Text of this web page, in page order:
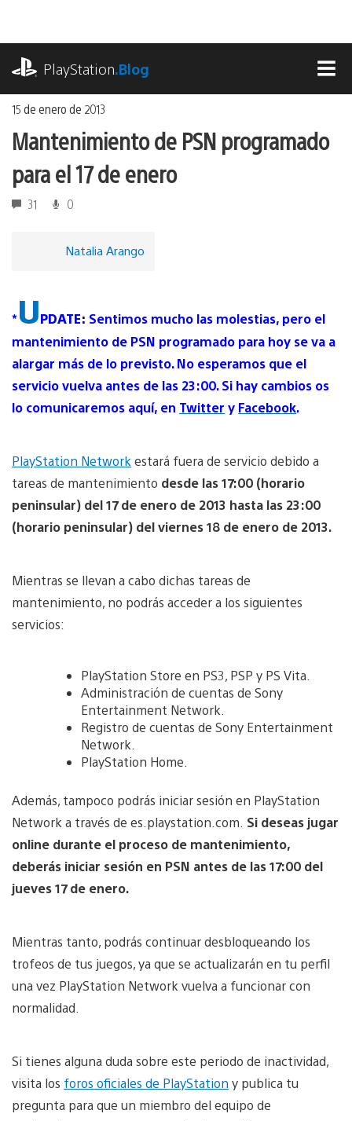
contenido
PlayStation.Blog
15 de enero de 2013
Mantenimiento de PSN programado
para el 17 de enero
31 0
Natalia Arango
*UPDATE: Sentimos mucho las molestias, pero el
mantenimiento de PSN programado para hoy se va a
alargar más de lo previsto. No esperamos que el
servicio vuelva antes de las 23:00. Si hay cambios os
lo comunicaremos aquí, en Twitter y Facebook.
PlayStation Network estará fuera de servicio debido a
tareas de mantenimiento desde las 17:00 (horario
peninsular) del 17 de enero de 2013 hasta las 23:00
(horario peninsular) del viernes 18 de enero de 2013.
Mientras se llevan a cabo dichas tareas de
mantenimiento, no podrás acceder a los siguientes
servicios:
PlayStation Store en PS3, PSP y PS Vita.
Administración de cuentas de Sony
Entertainment Network.
Registro de cuentas de Sony Entertainment
Network.
PlayStation Home.
Además, tampoco podrás iniciar sesión en PlayStation
Network a través de es.playstation.com. Si deseas jugar
online durante el proceso de mantenimiento,
deberás iniciar sesión en PSN antes de las 17:00 del
jueves 17 de enero.
Mientras tanto, podrás continuar desbloqueando los
trofeos de tus juegos, ya que se actualizarán en tu perfil
una vez PlayStation Network vuelva a funcionar con
normalidad.
Si tienes alguna duda sobre este periodo de inactividad,
visita los foros oficiales de PlayStation y publica tu
pregunta para que un miembro del equipo de